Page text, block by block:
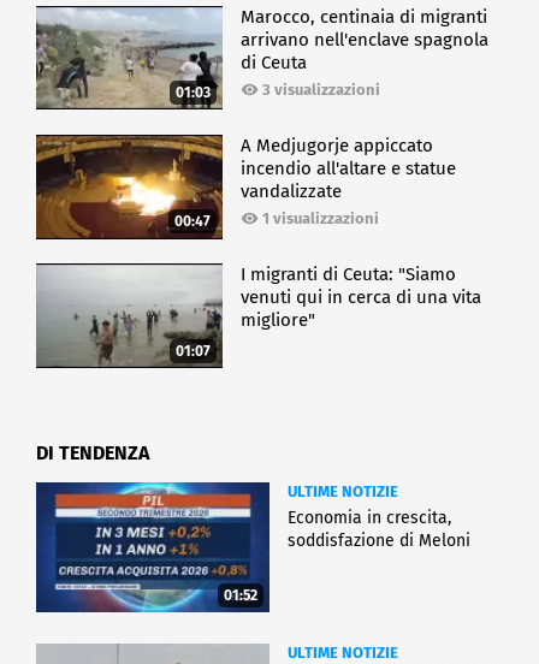
01:03
Marocco, centinaia di migranti
arrivano nell'enclave spagnola
di Ceuta
3 visualizzazioni
00:47
A Medjugorje appiccato
incendio all'altare e statue
vandalizzate
1 visualizzazioni
01:07
I migranti di Ceuta: "Siamo
venuti qui in cerca di una vita
migliore"
DI TENDENZA
01:52
ULTIME NOTIZIE
Economia in crescita,
soddisfazione di Meloni
ULTIME NOTIZIE